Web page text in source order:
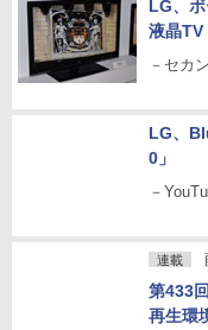
LG、
液晶TV
－セカ
LG、
0」
－
連載
第433
再生環